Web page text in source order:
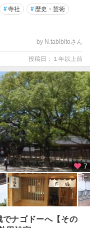
#寺社 # 歴史・芸術
by N.tabibitoさん
投稿日：１年以上前
7
ナゴドーへ【その